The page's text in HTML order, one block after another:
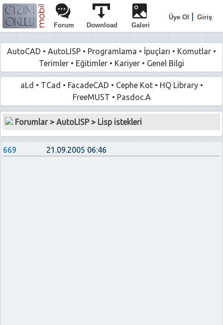
Üye Ol
Giriş
Forum
Download Galeri
AutoCAD • AutoLISP • Programlama • İpuçları • Komutlar •
Terimler • Eğitimler • Kariyer • Genel Bilgi
aLd • TCad • FacadeCAD • Cephe Kot• HQ Library•
FreeMUST • Pasdoc.A
Forumlar>AutoLISP> Lisp istekleri
669 21.09.2005 06:46